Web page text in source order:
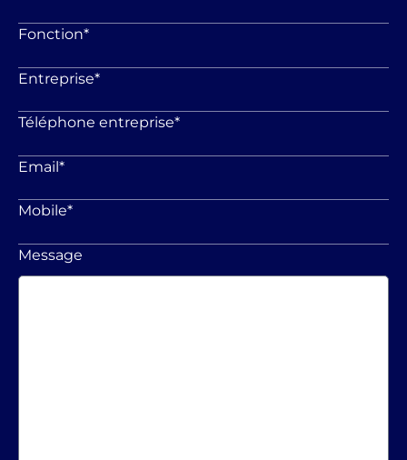
Fonction*
Entreprise*
Téléphone entreprise*
Email*
Mobile*
Message